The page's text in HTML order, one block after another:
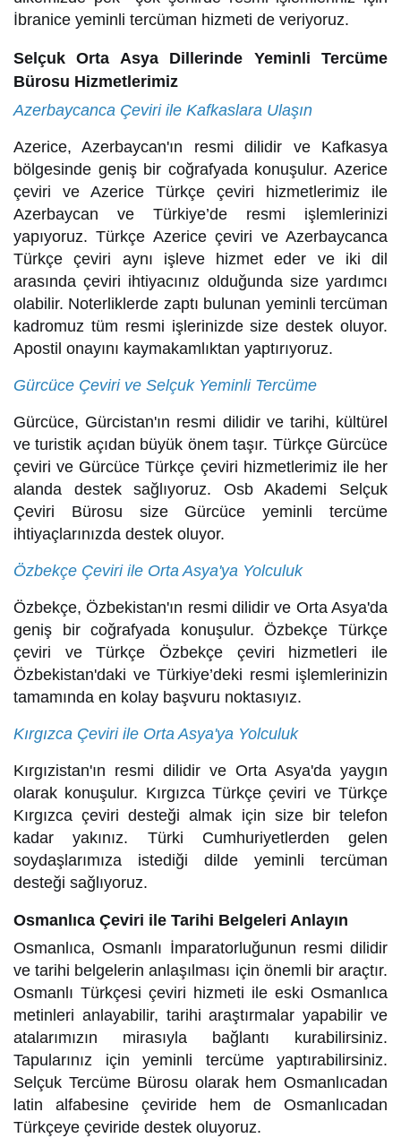
İbranice yeminli tercüman hizmeti de veriyoruz.
Selçuk Orta Asya Dillerinde Yeminli Tercüme
Bürosu Hizmetlerimiz
Azerbaycanca Çeviri ile Kafkaslara Ulaşın
Azerice, Azerbaycan'ın resmi dilidir ve Kafkasya
bölgesinde geniş bir coğrafyada konuşulur. Azerice
çeviri ve Azerice Türkçe çeviri hizmetlerimiz ile
Azerbaycan ve Türkiye’de resmi işlemlerinizi
yapıyoruz. Türkçe Azerice çeviri ve Azerbaycanca
Türkçe çeviri aynı işleve hizmet eder ve iki dil
arasında çeviri ihtiyacınız olduğunda size yardımcı
olabilir. Noterliklerde zaptı bulunan yeminli tercüman
kadromuz tüm resmi işlerinizde size destek oluyor.
Apostil onayını kaymakamlıktan yaptırıyoruz.
Gürcüce Çeviri ve Selçuk Yeminli Tercüme
Gürcüce, Gürcistan'ın resmi dilidir ve tarihi, kültürel
ve turistik açıdan büyük önem taşır. Türkçe Gürcüce
çeviri ve Gürcüce Türkçe çeviri hizmetlerimiz ile her
alanda destek sağlıyoruz. Osb Akademi Selçuk
Çeviri Bürosu size Gürcüce yeminli tercüme
ihtiyaçlarınızda destek oluyor.
Özbekçe Çeviri ile Orta Asya'ya Yolculuk
Özbekçe, Özbekistan'ın resmi dilidir ve Orta Asya'da
geniş bir coğrafyada konuşulur. Özbekçe Türkçe
çeviri ve Türkçe Özbekçe çeviri hizmetleri ile
Özbekistan'daki ve Türkiye’deki resmi işlemlerinizin
tamamında en kolay başvuru noktasıyız.
Kırgızca Çeviri ile Orta Asya'ya Yolculuk
Kırgızistan'ın resmi dilidir ve Orta Asya'da yaygın
olarak konuşulur. Kırgızca Türkçe çeviri ve Türkçe
Kırgızca çeviri desteği almak için size bir telefon
kadar yakınız. Türki Cumhuriyetlerden gelen
soydaşlarımıza istediği dilde yeminli tercüman
desteği sağlıyoruz.
Osmanlıca Çeviri ile Tarihi Belgeleri Anlayın
Osmanlıca, Osmanlı İmparatorluğunun resmi dilidir
ve tarihi belgelerin anlaşılması için önemli bir araçtır.
Osmanlı Türkçesi çeviri hizmeti ile eski Osmanlıca
metinleri anlayabilir, tarihi araştırmalar yapabilir ve
atalarımızın mirasıyla bağlantı kurabilirsiniz.
Tapularınız için yeminli tercüme yaptırabilirsiniz.
Selçuk Tercüme Bürosu olarak hem Osmanlıcadan
latin alfabesine çeviride hem de Osmanlıcadan
Türkçeye çeviride destek oluyoruz.